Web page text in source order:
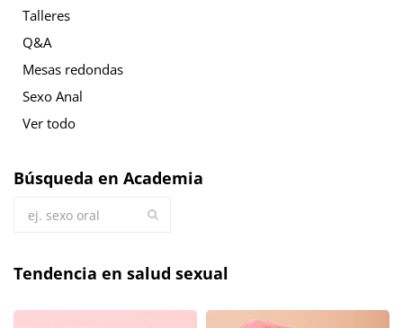
Talleres
Q&A
Mesas redondas
Sexo Anal
Ver todo
Búsqueda en Academia
Tendencia en salud sexual